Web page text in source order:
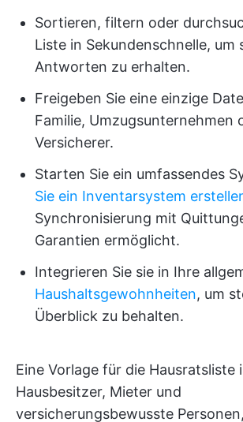
Sortieren, filtern oder
Liste in Sekundenschnelle, um
Antworten zu erhalten.
Freigeben Sie eine einzige
Familie, Umzugsunternehmen
Versicherer.
Starten Sie ein umfassendes
Sie ein Inventarsystem
Synchronisierung mit
Garantien ermöglicht.
Integrieren Sie sie in Ihre
Haushaltsgewohnheiten, um
Überblick zu behalten.
Eine Vorlage für die Hausratsliste
Hausbesitzer, Mieter und
versicherungsbewusste